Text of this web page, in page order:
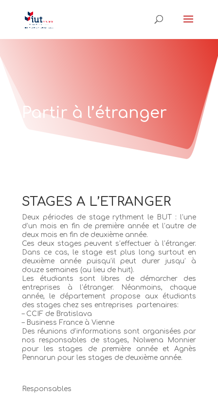
Partir à l’étranger
STAGES A L’ETRANGER
Deux périodes de stage rythment le BUT : l’une
d’un mois en fin de première année et l’autre de
deux mois en fin de deuxième année.
Ces deux stages peuvent s’effectuer à l’étranger.
Dans ce cas, le stage est plus long surtout en
deuxième année puisqu’il peut durer jusqu’ à
douze semaines (au lieu de huit).
Les étudiants sont libres de démarcher des
entreprises à l’étranger. Néanmoins, chaque
année, le département propose aux étudiants
des stages chez ses entreprises partenaires:
– CCIF de Bratislava
– Business France à Vienne
Des réunions d’informations sont organisées par
nos responsables de stages, Nolwena Monnier
pour les stages de première année et Agnès
Pennarun pour les stages de deuxième année.
Responsables